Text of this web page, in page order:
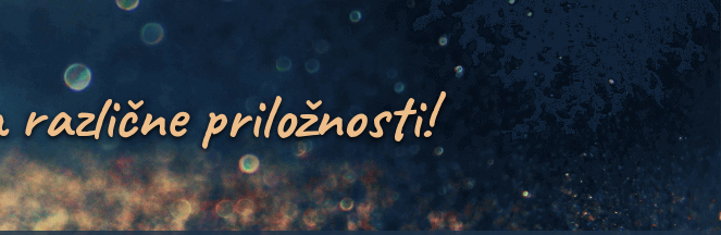
različne priložnosti!